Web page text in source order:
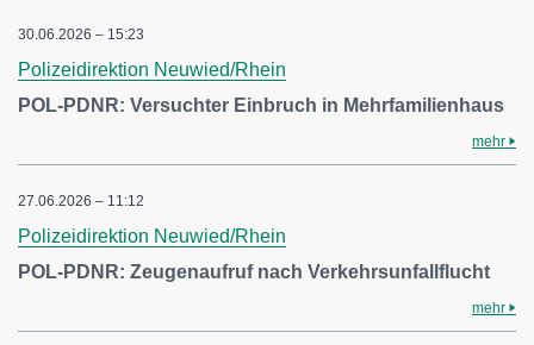
30.06.2026 – 15:23
Polizeidirektion Neuwied/Rhein
POL-PDNR: Versuchter Einbruch in Mehrfamilienhaus
mehr
27.06.2026 – 11:12
Polizeidirektion Neuwied/Rhein
POL-PDNR: Zeugenaufruf nach Verkehrsunfallflucht
mehr